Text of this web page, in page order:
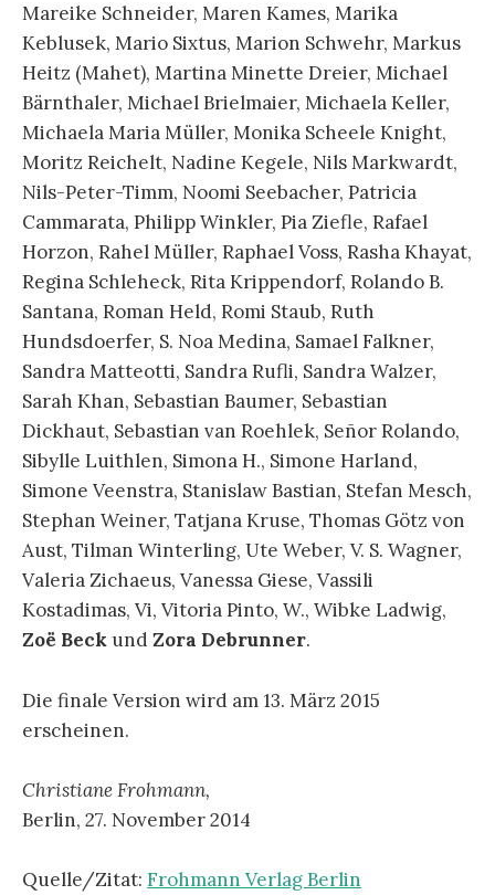
Mareike Schneider, Maren Kames, Marika
Keblusek, Mario Sixtus, Marion Schwehr, Markus
Heitz (Mahet), Martina Minette Dreier, Michael
Bärnthaler, Michael Brielmaier, Michaela Keller,
Michaela Maria Müller, Monika Scheele Knight,
Moritz Reichelt, Nadine Kegele, Nils Markwardt,
Nils-Peter-Timm, Noomi Seebacher, Patricia
Cammarata, Philipp Winkler, Pia Ziefle, Rafael
Horzon, Rahel Müller, Raphael Voss, Rasha Khayat,
Regina Schleheck, Rita Krippendorf, Rolando B.
Santana, Roman Held, Romi Staub, Ruth
Hundsdoerfer, S. Noa Medina, Samael Falkner,
Sandra Matteotti, Sandra Rufli, Sandra Walzer,
Sarah Khan, Sebastian Baumer, Sebastian
Dickhaut, Sebastian van Roehlek, Señor Rolando,
Sibylle Luithlen, Simona H., Simone Harland,
Simone Veenstra, Stanislaw Bastian, Stefan Mesch,
Stephan Weiner, Tatjana Kruse, Thomas Götz von
Aust, Tilman Winterling, Ute Weber, V. S. Wagner,
Valeria Zichaeus, Vanessa Giese, Vassili
Kostadimas, Vi, Vitoria Pinto, W., Wibke Ladwig,
Zoë Beck undZora Debrunner.
Die finale Version wird am 13. März 2015
erscheinen.
Christiane Frohmann,
Berlin, 27. November 2014
Quelle/Zitat: Frohmann Verlag Berlin